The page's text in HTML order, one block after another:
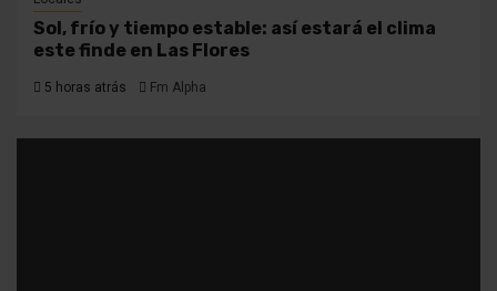
Sol, frío y tiempo estable: así estará el clima
este finde en Las Flores
5 horas atrás Fm Alpha